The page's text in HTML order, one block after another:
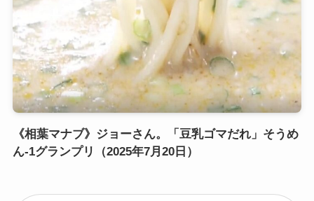
《相葉マナブ》ジョーさん。「豆乳ゴマだれ」そうめ
ん-1グランプリ（2025年7月20日）